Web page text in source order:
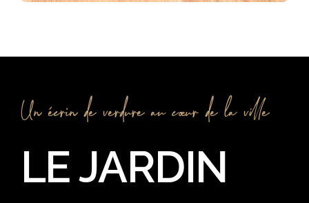
Un écrin de verdure au cœur de la ville
LE JARDIN